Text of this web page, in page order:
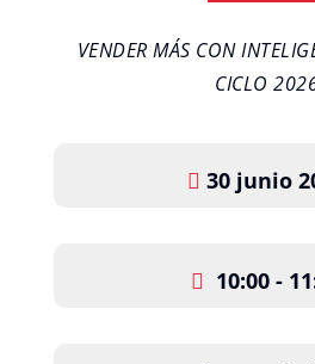
VENDER MÁS CON
CICLO
30 junio
10:00 -